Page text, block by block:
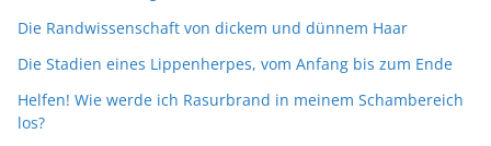
Die Randwissenschaft von dickem und dünnem Haar
Die Stadien eines Lippenherpes, vom Anfang bis zum Ende
Helfen! Wie werde ich Rasurbrand in meinem Schambereich
los?